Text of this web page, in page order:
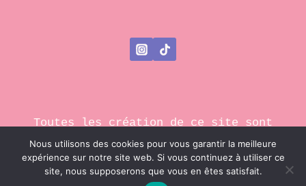
Toutes les création de ce site sont
protégées par le droit d'auteur
© 2026 Ma Tête est pleine d'endroits
Nous utilisons des cookies pour vous garantir la meilleure
expérience sur notre site web. Si vous continuez à utiliser ce
site, nous supposerons que vous en êtes satisfait.